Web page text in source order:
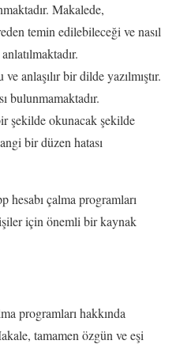
Makalede,
temin edilebileceği ve nasıl
anlaşılır bir dilde yazılmıştır.
bulunmamaktadır.
şekilde okunacak şekilde
bir düzen hatası
çalma programları
için önemli bir kaynak
programları hakkında
tamamen özgün ve eşi